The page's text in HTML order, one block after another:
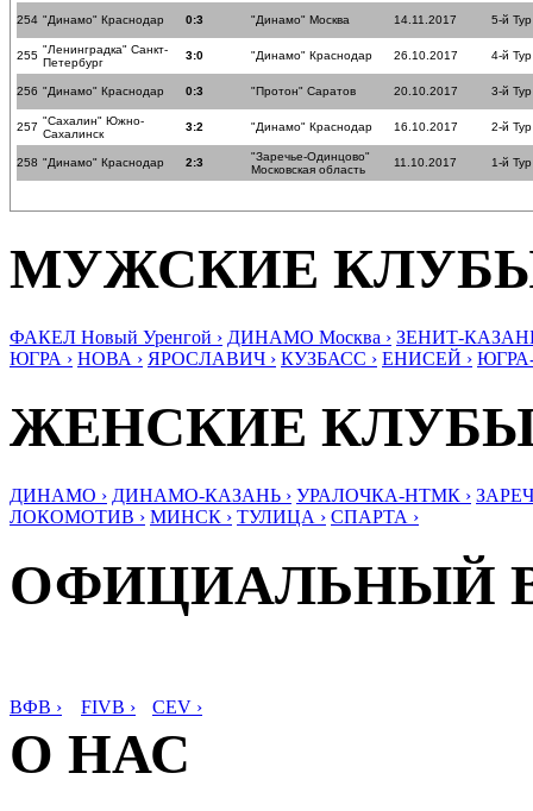
254 "Динамо" Краснодар 0:3 "Динамо" Москва 14.11.2017 5-й Тур
255 "Ленинградка" Санкт-
Петербург
3:0 "Динамо" Краснодар 26.10.2017 4-й Тур
256 "Динамо" Краснодар 0:3 "Протон" Саратов 20.10.2017 3-й Тур
257 "Сахалин" Южно-
Сахалинск
3:2 "Динамо" Краснодар 16.10.2017 2-й Тур
258 "Динамо" Краснодар 2:3
"Заречье-Одинцово"
Московская область
11.10.2017 1-й Тур
МУЖСКИЕ
ФАКЕЛ Новый Уренгой › ДИНАМО Москва › ЗЕНИТ-
ЮГРА › НОВА › ЯРОСЛАВИЧ › КУЗБАСС › ЕНИСЕЙ ›
ЖЕНСКИЕ
ДИНАМО › ДИНАМО-КАЗАНЬ › УРАЛОЧКА-НТМК ›
ЛОКОМОТИВ › МИНСК › ТУЛИЦА › СПАРТА ›
ОФИЦИАЛЬНЫЙ
ВФВ › FIVB › CEV ›
О НАС